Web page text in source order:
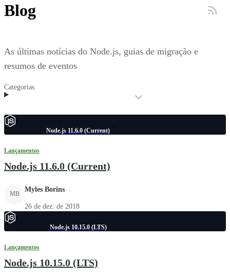
Blog
As últimas notícias do Node.js, guias de migração e
resumos de eventos
Categorias
Node.js 11.6.0 (Current)
Lançamentos
Node.js 11.6.0 (Current)
MB
Myles Borins
26 de dez. de 2018
Node.js 10.15.0 (LTS)
Lançamentos
Node.js 10.15.0 (LTS)